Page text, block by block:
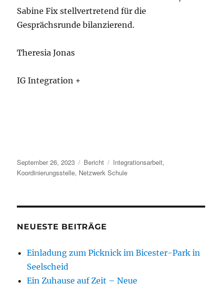
Sabine Fix stellvertretend für die
Gesprächsrunde bilanzierend.
Theresia Jonas
IG Integration +
Veröffentlicht
am
September 26, 2023 Kategorien
Bericht Schlagwörter
Integrationsarbeit,
Koordinierungsstelle, Netzwerk Schule
NEUESTE BEITRÄGE
Einladung zum Picknick im Bicester-Park in
Seelscheid
Ein Zuhause auf Zeit – Neue